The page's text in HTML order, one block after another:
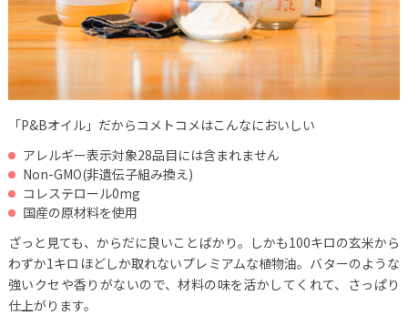
「P&Bオイル」だからコメトコメはこんなにおいしい
アレルギー表示対象28品目には含まれません
Non-GMO(非遺伝子組み換え)
コレステロール0mg
国産の原材料を使用
ざっと見ても、からだに良いことばかり。しかも100キロの玄米から
わずか1キロほどしか取れないプレミアムな植物油。バターのような
強いクセや香りがないので、材料の味を活かしてくれて、さっぱり
仕上がります。